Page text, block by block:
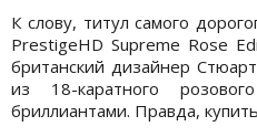
К слову, титул самого
PrestigeHD Supreme Rose
британский дизайнер
из 18-каратного
бриллиантами. Правда,